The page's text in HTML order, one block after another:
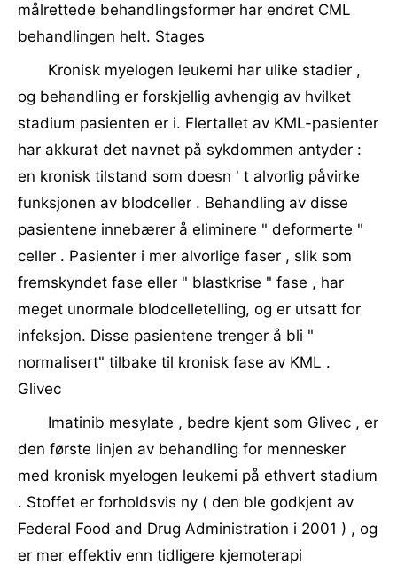
målrettede behandlingsformer har endret CML
behandlingen helt. Stages
Kronisk myelogen leukemi har ulike stadier ,
og behandling er forskjellig avhengig av hvilket
stadium pasienten er i. Flertallet av KML-pasienter
har akkurat det navnet på sykdommen antyder :
en kronisk tilstand som doesn ' t alvorlig påvirke
funksjonen av blodceller . Behandling av disse
pasientene innebærer å eliminere " deformerte "
celler . Pasienter i mer alvorlige faser , slik som
fremskyndet fase eller " blastkrise " fase , har
meget unormale blodcelletelling, og er utsatt for
infeksjon. Disse pasientene trenger å bli "
normalisert" tilbake til kronisk fase av KML .
Glivec
Imatinib mesylate , bedre kjent som Glivec , er
den første linjen av behandling for mennesker
med kronisk myelogen leukemi på ethvert stadium
. Stoffet er forholdsvis ny ( den ble godkjent av
Federal Food and Drug Administration i 2001 ) , og
er mer effektiv enn tidligere kjemoterapi